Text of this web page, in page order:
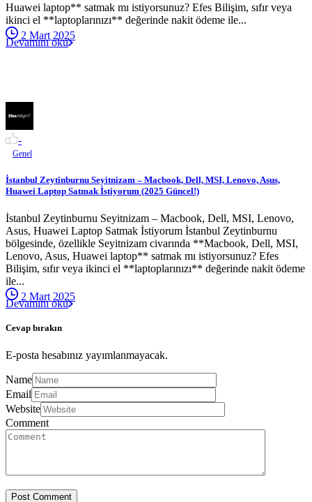
Huawei laptop** satmak mı istiyorsunuz? Efes Bilişim, sıfır veya
ikinci el **laptoplarınızı** değerinde nakit ödeme ile...
2 Mart 2025
Devamını oku
-
Genel
İstanbul Zeytinburnu Seyitnizam – Macbook, Dell, MSI, Lenovo, Asus,
Huawei Laptop Satmak İstiyorum (2025 Güncel!)
İstanbul Zeytinburnu Seyitnizam – Macbook, Dell, MSI, Lenovo,
Asus, Huawei Laptop Satmak İstiyorum İstanbul Zeytinburnu
bölgesinde, özellikle Seyitnizam civarında **Macbook, Dell, MSI,
Lenovo, Asus, Huawei laptop** satmak mı istiyorsunuz? Efes
Bilişim, sıfır veya ikinci el **laptoplarınızı** değerinde nakit ödeme
ile...
2 Mart 2025
Devamını oku
Cevap bırakın
E-posta hesabınız yayımlanmayacak.
Name
Email
Website
Comment